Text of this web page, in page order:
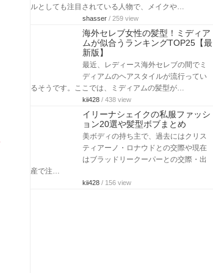
ルとしても注目されている人物で、メイクや…
shasser / 259 view
海外セレブ女性の髪型！ミディア
ムが似合うランキングTOP25【最
新版】
最近、レディース海外セレブの間でミ
ディアムのヘアスタイルが流行ってい
るそうです。ここでは、ミディアムの髪型が…
kii428 / 438 view
イリーナシェイクの私服ファッシ
ョン20選や髪型ボブまとめ
美ボディの持ち主で、過去にはクリス
ティアーノ・ロナウドとの交際や現在
はブラッドリークーパーとの交際・出
産で注…
kii428 / 156 view